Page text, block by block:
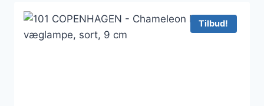
Tilbud!